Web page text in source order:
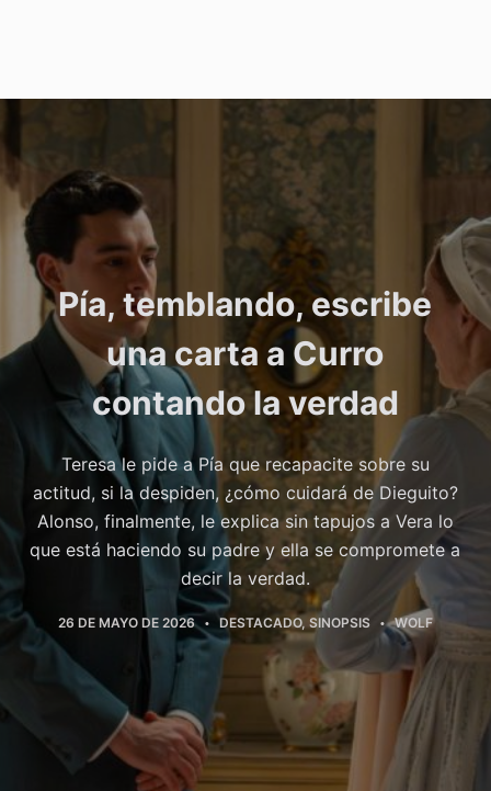
Pía, temblando, escribe
una carta a Curro
contando la verdad
Teresa le pide a Pía que recapacite sobre su
actitud, si la despiden, ¿cómo cuidará de Dieguito?
Alonso, finalmente, le explica sin tapujos a Vera lo
que está haciendo su padre y ella se compromete a
decir la verdad.
26 DE MAYO DE 2026 DESTACADO, SINOPSIS WOLF